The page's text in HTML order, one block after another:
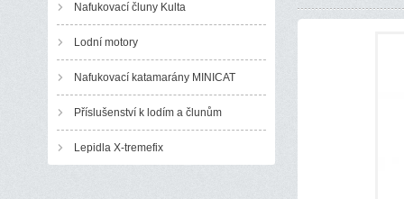
Nafukovací čluny Kulta
Lodní motory
Nafukovací katamarány MINICAT
Příslušenství k lodím a člunům
Lepidla X-tremefix